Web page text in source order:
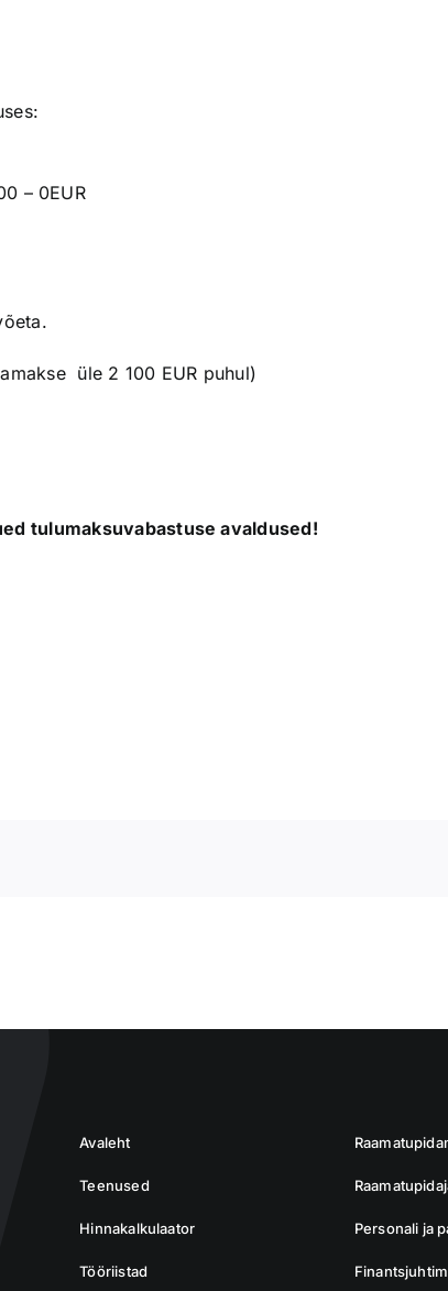
– 0EUR
üle 2 100 EUR puhul)
tulumaksuvabastuse avaldused!
Avaleht
Teenused
Hinnakalkulaator
Tööriistad
Personali ja